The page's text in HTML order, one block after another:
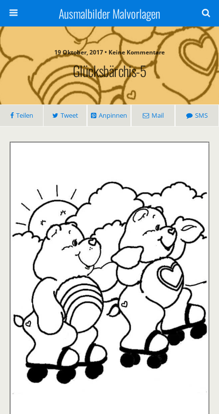
Ausmalbilder Malvorlagen
19 Oktober, 2017 • Keine Kommentare
Glücksbärchis-5
Teilen Tweet Anpinnen Mail SMS